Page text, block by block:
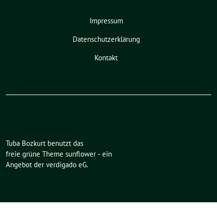
Impressum
Datenschutzerklärung
Kontakt
Tuba Bozkurt benutzt das
freie grüne Theme sunflower ‐ ein
Angebot der verdigado eG.